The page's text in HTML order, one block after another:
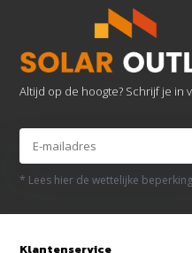
Altijd op de hoogte? Schrijf je in
* Lees hier de wettelijke
Klantenservice